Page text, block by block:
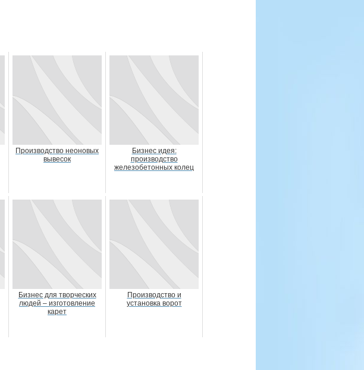
Производство неоновых
вывесок
Бизнес идея:
производство
железобетонных колец
Бизнес для творческих
людей – изготовление
карет
Производство и
установка ворот